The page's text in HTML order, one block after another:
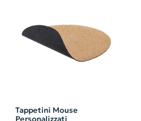
Tappetini Mouse